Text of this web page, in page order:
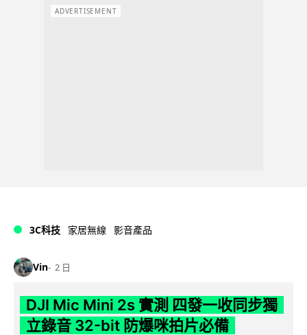
ADVERTISEMENT
3C科技 家居無線 影音產品
Vin 2 日
DJI Mic Mini 2s 實測 四發一收同步獨
立錄音 32-bit 防爆咪拍片必備